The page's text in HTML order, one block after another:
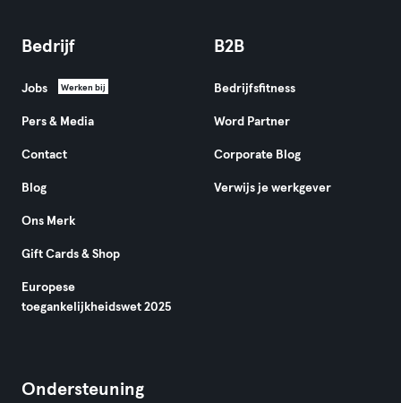
Bedrijf
Jobs Werken bij
Pers & Media
Contact
Blog
Ons Merk
Gift Cards & Shop
Europese
toegankelijkheidswet 2025
B2B
Bedrijfsfitness
Word Partner
Corporate Blog
Verwijs je werkgever
Ondersteuning